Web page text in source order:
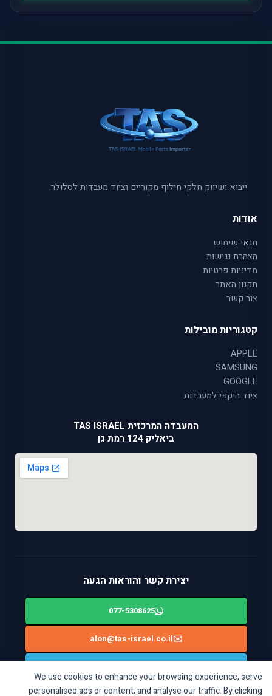
We use cookies to enhance your browsing experience, serve
personalised ads or content, and analyse our traffic. By clicking
ייבוא ושיווק חלקי חילוף מקוריים וציוד מעבדות לסלולר.
אודות
תנאי שימוש
הצהרת נגישות
מדיניות פרטיות
תקנון האתר
צור קשר
קטגוריות מובילות
APPLE
SAMSUNG
GOOGLE
ציוד היקפי למעבדות
המעבדה המרכזית TAS ISRAEL
ביאליק 124 רמת גן
יצירת קשר והוראות הגעה
077-5308625
✉️
alon@tas-israel.co.il